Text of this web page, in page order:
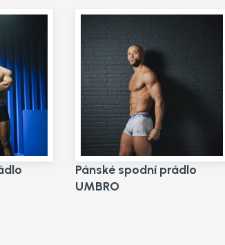
Pánské spodní prádlo
UMBRO